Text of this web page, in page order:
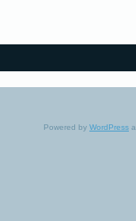
Powered by WordPress